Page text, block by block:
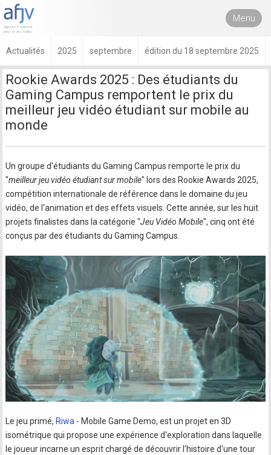
Menu
Actualités 2025 septembre édition du 18 septembre 2025
Rookie Awards 2025 : Des étudiants du
Gaming Campus remportent le prix du
meilleur jeu vidéo étudiant sur mobile au
monde
Un groupe d'étudiants du Gaming Campus remporte le prix du
"meilleur jeu vidéo étudiant sur mobile" lors des Rookie Awards 2025,
compétition internationale de référence dans le domaine du jeu
vidéo, de l'animation et des effets visuels. Cette année, sur les huit
projets finalistes dans la catégorie "Jeu Vidéo Mobile", cinq ont été
conçus par des étudiants du Gaming Campus.
Le jeu primé, Riwa - Mobile Game Demo, est un projet en 3D
isométrique qui propose une expérience d'exploration dans laquelle
le joueur incarne un esprit chargé de découvrir l'histoire d'une tour